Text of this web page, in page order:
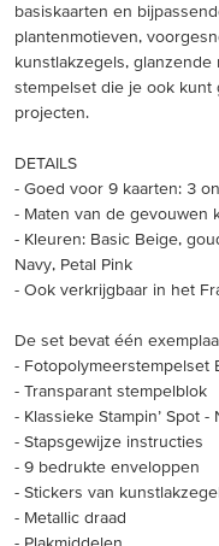
basiskaarten en
plantenmotieven,
kunstlakzegels,
stempelset die je ook
projecten.
DETAILS
- Goed voor 9 kaarten: 3
- Maten van de gevouwen
- Kleuren: Basic Beige,
Navy, Petal Pink
- Ook verkrijgbaar in het
De set bevat één
- Fotopolymeerstempelset
- Transparant stempelblok
- Klassieke Stampin’ Spot -
- Stapsgewijze instructies
- 9 bedrukte enveloppen
- Stickers van
- Metallic draad